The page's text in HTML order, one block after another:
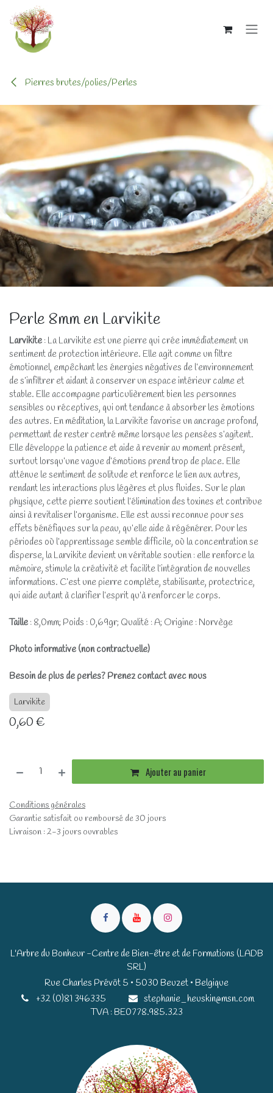
Se rendre au contenu
Pierres brutes/polies/Perles
Perle 8mm en Larvikite
Larvikite : La Larvikite est une pierre qui crée immédiatement un
sentiment de protection intérieure. Elle agit comme un filtre
émotionnel, empêchant les énergies négatives de l’environnement
de s’infiltrer et aidant à conserver un espace intérieur calme et
stable. Elle accompagne particulièrement bien les personnes
sensibles ou réceptives, qui ont tendance à absorber les émotions
des autres. En méditation, la Larvikite favorise un ancrage profond,
permettant de rester centré même lorsque les pensées s’agitent.
Elle développe la patience et aide à revenir au moment présent,
surtout lorsqu’une vague d’émotions prend trop de place. Elle
atténue le sentiment de solitude et renforce le lien aux autres,
rendant les interactions plus légères et plus fluides. Sur le plan
physique, cette pierre soutient l’élimination des toxines et contribue
ainsi à revitaliser l’organisme. Elle est aussi reconnue pour ses
effets bénéfiques sur la peau, qu’elle aide à régénérer. Pour les
périodes où l’apprentissage semble difficile, où la concentration se
disperse, la Larvikite devient un véritable soutien : elle renforce la
mémoire, stimule la créativité et facilite l’intégration de nouvelles
informations. C’est une pierre complète, stabilisante, protectrice,
qui aide autant à clarifier l’esprit qu’à renforcer le corps.
Taille : 8,0mm; Poids : 0,69gr; Qualité : A; Origine : Norvège
Photo informative (non contractuelle)
Besoin de plus de perles? Prenez contact avec nous
Larvikite
0,60€
Ajouter au panier
Conditions générales
Garantie satisfait ou remboursé de 30 jours
Livraison : 2-3 jours ouvrables
L'Arbre du Bonheur -Centre de Bien-être et de Formations (LADB
SRL)
Rue Charles Prévôt 5 • 5030 Beuzet • Belgique​​
+32 (0)81 346335
stephanie_heuskin@msn.com
TVA : BE0778.985.323